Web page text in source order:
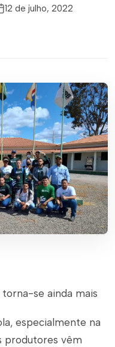
12 de julho, 2022
se ainda mais
especialmente na
produtores vêm